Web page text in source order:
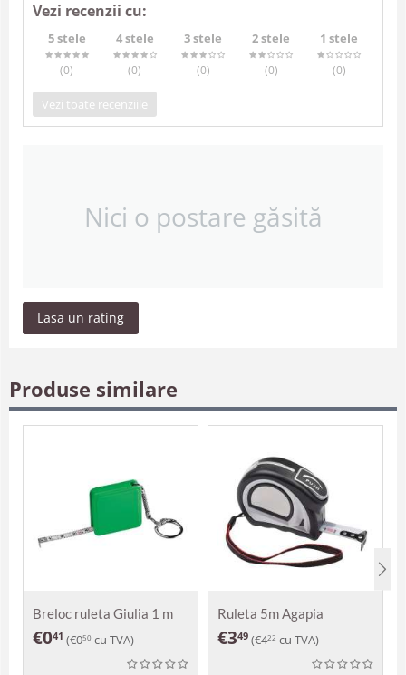
Vezi recenzii cu:
5 stele
(0)
4 stele
(0)
3 stele
(0)
2 stele
(0)
1 stele
(0)
Vezi toate recenziile
Nici o postare găsită
Lasa un rating
Produse similare
Breloc ruleta Giulia 1 m
€041 (€050 cu TVA)
Ruleta 5m Agapia
€349 (€422 cu TVA)